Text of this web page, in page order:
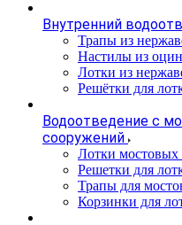
Внутренний
Трапы из
Настилы из
Лотки из
Решётки для
Водоотведение с
сооружений
Лотки мостовых
Решетки для
Трапы для
Корзинки для